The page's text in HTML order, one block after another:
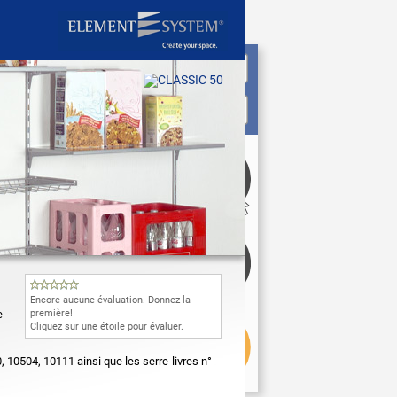
Encore aucune évaluation. Donnez la
première!
Cliquez sur une étoile pour évaluer.
10504, 10111 ainsi que les serre-livres n°